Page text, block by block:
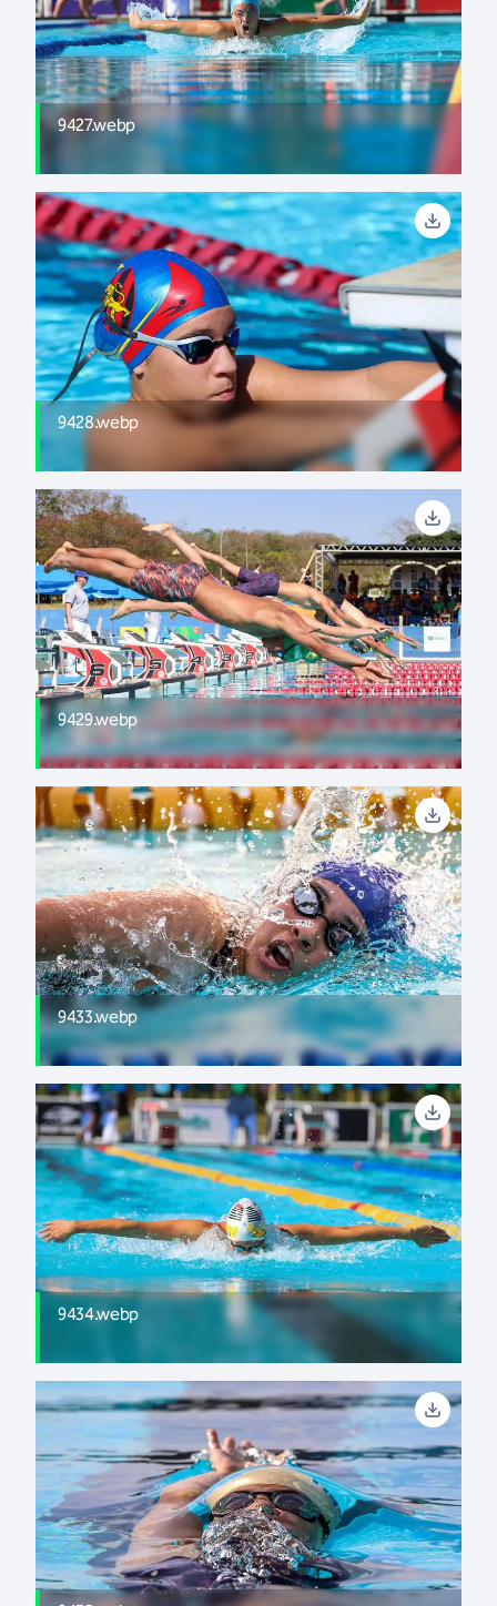
9427.webp
9428.webp
9429.webp
9433.webp
9434.webp